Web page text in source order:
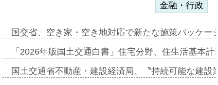
金融・行政
国交省、空き家・空き地対応で新たな施策パッケ
「2026年版国土交通白書」住宅分野、住生活基本
国土交通省不動産・建設経済局、〝持続可能な建